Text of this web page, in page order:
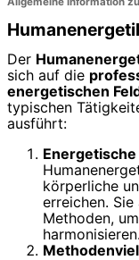
Der
sich auf die
energetischen
typischen
ausführt:
körperliche
erreichen.
Methoden,
harmonisieren.